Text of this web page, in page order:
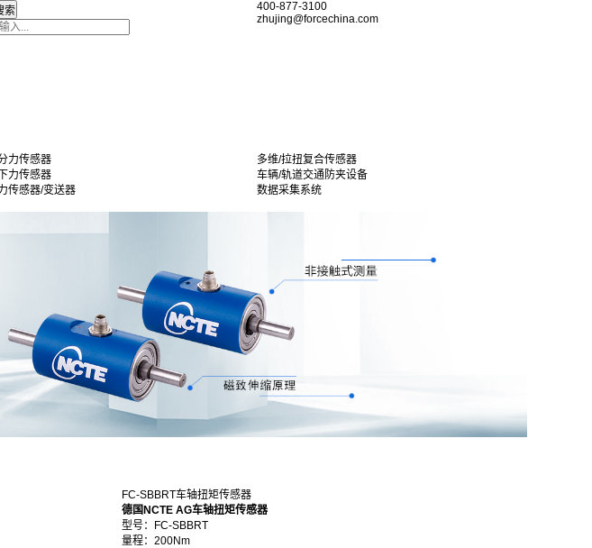
400-877-3100
zhujing@forcechina.com
力传感器
多维/拉扭复合传感器
力传感器
车辆/轨道交通防夹设备
传感器/变送器
数据采集系统
FC-SBBRT车轴扭矩传感器
德国NCTE AG车轴扭矩传感器
型号：FC-SBBRT
量程：200Nm